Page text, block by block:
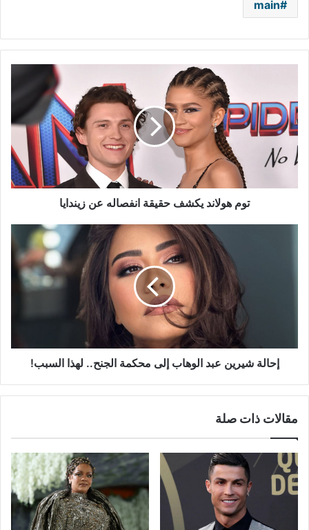
main
يكشف
حقيقة
انفصاله
عن
زيندايا
توم هولاند يكشف حقيقة انفصاله عن زيندايا
السبب!
إحالة شيرين عبد الوهاب إلى محكمة الجنح.. لهذا السبب!
مقالات ذات صلة